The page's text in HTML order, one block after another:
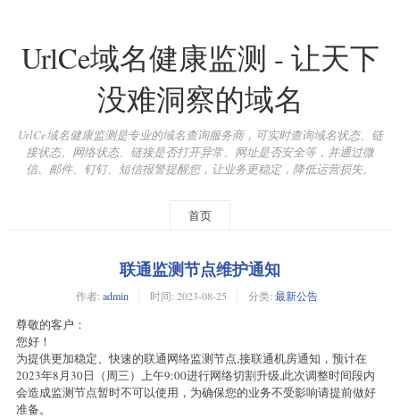
UrlCe域名健康监测 - 让天下
没难洞察的域名
UrlCe域名健康监测是专业的域名查询服务商，可实时查询域名状态、链
接状态、网络状态、链接是否打开异常、网址是否安全等，并通过微
信、邮件、钉钉、短信报警提醒您，让业务更稳定，降低运营损失。
首页
联通监测节点维护通知
作者: admin 时间: 2023-08-25 分类: 最新公告
尊敬的客户：
您好！
为提供更加稳定、快速的联通网络监测节点,接联通机房通知，预计在
2023年8月30日（周三）上午9:00进行网络切割升级,此次调整时间段内
会造成监测节点暂时不可以使用，为确保您的业务不受影响请提前做好
准备。